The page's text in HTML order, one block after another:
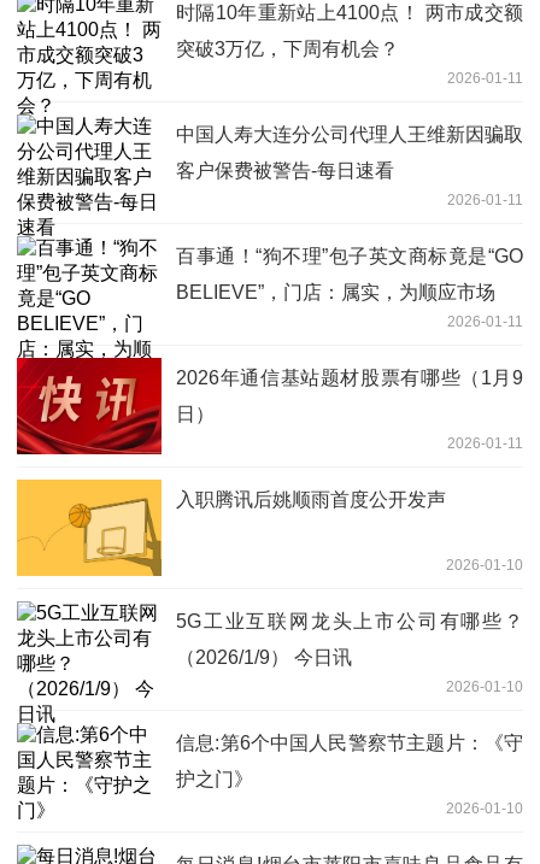
时隔10年重新站上4100点！ 两市成交额
突破3万亿，下周有机会？
2026-01-11
中国人寿大连分公司代理人王维新因骗取
客户保费被警告-每日速看
2026-01-11
百事通！“狗不理”包子英文商标竟是“GO
BELIEVE”，门店：属实，为顺应市场
2026-01-11
2026年通信基站题材股票有哪些（1月9
日）
2026-01-11
入职腾讯后姚顺雨首度公开发声
2026-01-10
5G工业互联网龙头上市公司有哪些？
（2026/1/9） 今日讯
2026-01-10
信息:第6个中国人民警察节主题片：《守
护之门》
2026-01-10